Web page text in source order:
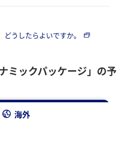
うしたらよいですか。
ミックパッケージ」の予
海外